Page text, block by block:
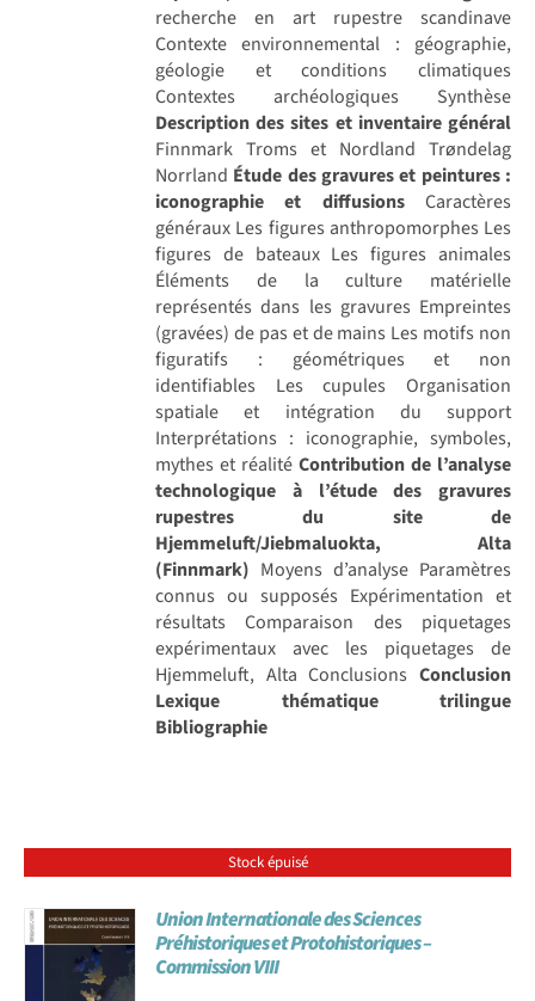
recherche en art rupestre scandinave
Contexte environnemental : géographie,
géologie et conditions climatiques
Contextes archéologiques Synthèse
Description des sites et inventaire général
Finnmark Troms et Nordland Trøndelag
Norrland Étude des gravures et peintures :
iconographie et diffusions Caractères
généraux Les figures anthropomorphes Les
figures de bateaux Les figures animales
Éléments de la culture matérielle
représentés dans les gravures Empreintes
(gravées) de pas et de mains Les motifs non
figuratifs : géométriques et non
identifiables Les cupules Organisation
spatiale et intégration du support
Interprétations : iconographie, symboles,
mythes et réalitéContribution de l’analyse
technologique à l’étude des gravures
rupestres du site de
Hjemmeluft/Jiebmaluokta, Alta
(Finnmark) Moyens d’analyse Paramètres
connus ou supposés Expérimentation et
résultats Comparaison des piquetages
expérimentaux avec les piquetages de
Hjemmeluft, Alta Conclusions Conclusion
Lexique thématique trilingue
Bibliographie
Stock épuisé
Union Internationale des Sciences
Préhistoriques et Protohistoriques –
Commission VIII